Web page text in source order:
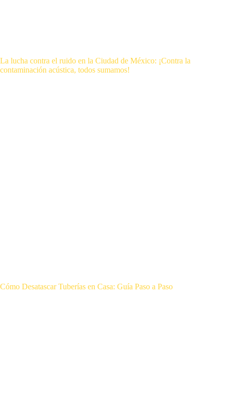
La lucha contra el ruido en la Ciudad de México: ¡Contra la
contaminación acústica, todos sumamos!
Cómo Desatascar Tuberías en Casa: Guía Paso a Paso